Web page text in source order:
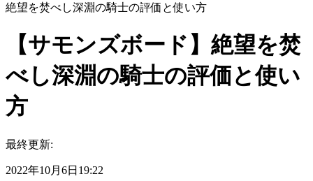
絶望を焚べし深淵の騎士の評価と使い方
【サモンズボード】絶望を焚
べし深淵の騎士の評価と使い
方
最終更新:
2022年10月6日19:22